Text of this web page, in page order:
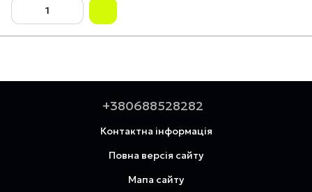
+380688528282
Контактна інформація
Повна версія сайту
Мапа сайту